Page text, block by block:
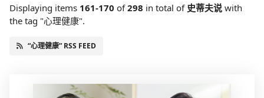
Displaying items 161-170 of298 in total of 史蒂夫说 with
the tag "心理健康".
“心理健康” RSS FEED